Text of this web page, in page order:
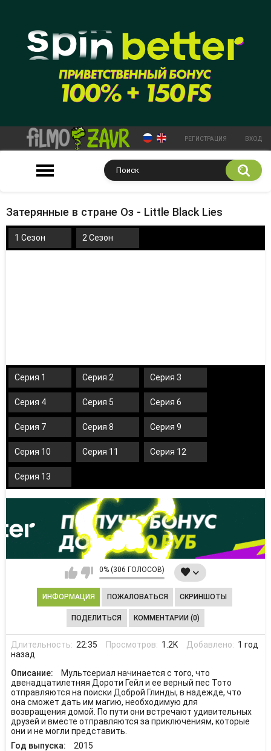
РЕГИСТРАЦИЯ ВХОД
Затерянные в стране Оз - Little Black Lies
1 Сезон 2 Сезон
Серия 1 Серия 2 Серия 3
Серия 4 Серия 5 Серия 6
Серия 7 Серия 8 Серия 9
Серия 10 Серия 11 Серия 12
Серия 13
0% (306 ГОЛОСОВ)
ИНФОРМАЦИЯ ПОЖАЛОВАТЬСЯ СКРИНШОТЫ
ПОДЕЛИТЬСЯ КОММЕНТАРИИ (0)
Длительность: 22:35 Просмотров: 1.2K Добавлено: 1 год
назад
Описание:
Мультсериал начинается с того, что
двенадцатилетняя Дороти Гейл и ее верный пес Тото
отправляются на поиски Доброй Глинды, в надежде, что
она сможет дать им магию, необходимую для
возвращения домой. По пути они встречают удивительных
друзей и вместе отправляются за приключениям, которые
они и не могли представить.
Год выпуска:
2015